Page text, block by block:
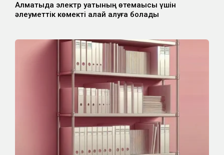
Алматыда электр қуатының өтемақысы үшін
әлеуметтік көмекті қалай алуға болады